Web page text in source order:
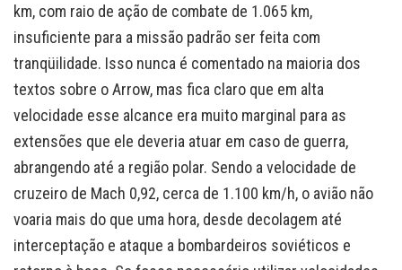
km, com raio de ação de combate de 1.065 km,
insuficiente para a missão padrão ser feita com
tranqüilidade. Isso nunca é comentado na maioria dos
textos sobre o Arrow, mas fica claro que em alta
velocidade esse alcance era muito marginal para as
extensões que ele deveria atuar em caso de guerra,
abrangendo até a região polar. Sendo a velocidade de
cruzeiro de Mach 0,92, cerca de 1.100 km/h, o avião não
voaria mais do que uma hora, desde decolagem até
interceptação e ataque a bombardeiros soviéticos e